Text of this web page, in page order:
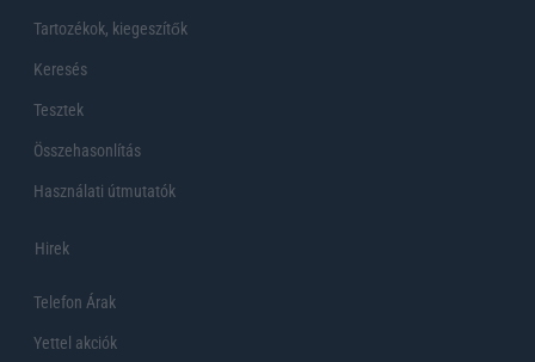
Tartozékok, kiegeszítők
Keresés
Tesztek
Összehasonlítás
Használati útmutatók
Hirek
Telefon Árak
Yettel akciók